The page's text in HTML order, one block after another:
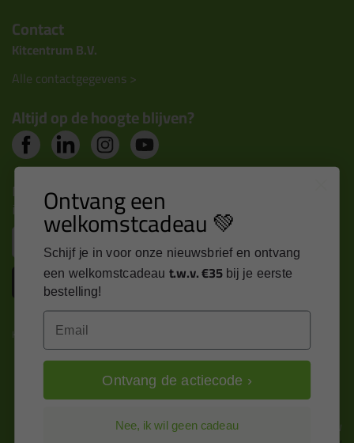
Contact
Kitcentrum B.V.
Alle contactgegevens >
Altijd op de hoogte blijven?
Nieuws, tips en exclusieve deals rechtstreeks in je
inbox
Inschrijven
Kitcentrum is trots op:
Alle prijzen zijn in EURO en excl. 21% BTW
Ontvang een
welkomstcadeau 💚
Schijf je in voor onze nieuwsbrief en ontvang
een welkomstcadeau t.w.v. €35 bij je eerste
bestelling!
Email
Ontvang de actiecode ›
Nee, ik wil geen cadeau